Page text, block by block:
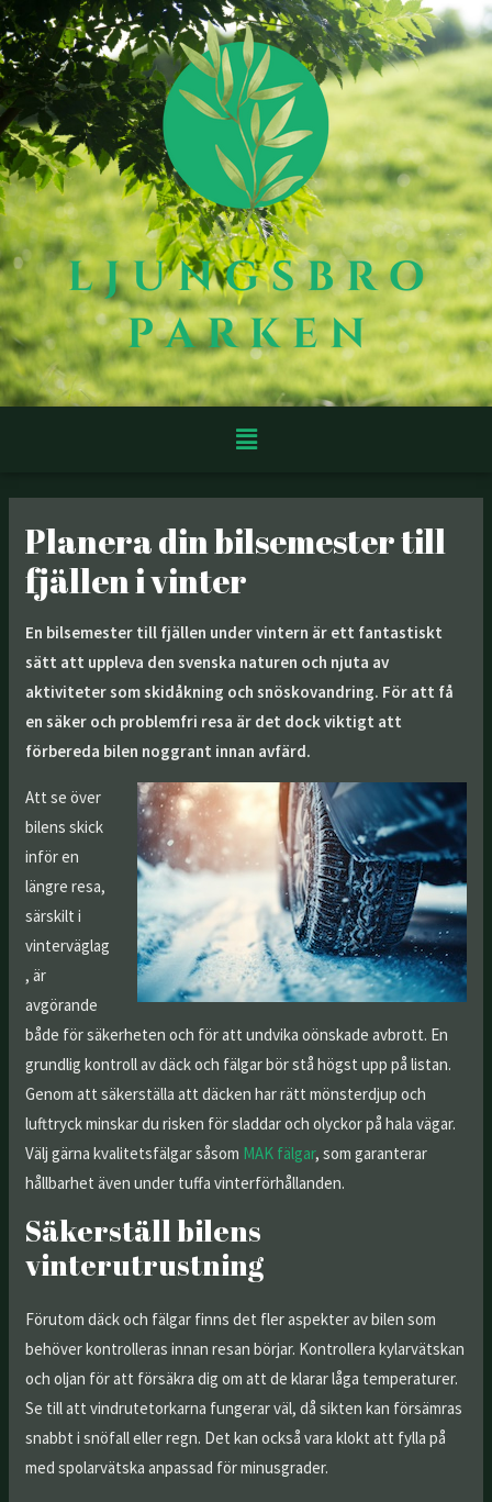
Planera din bilsemester till
fjällen i vinter
En bilsemester till fjällen under vintern är ett fantastiskt
sätt att uppleva den svenska naturen och njuta av
aktiviteter som skidåkning och snöskovandring. För att få
en säker och problemfri resa är det dock viktigt att
förbereda bilen noggrant innan avfärd.
Att se över
bilens skick
inför en
längre resa,
särskilt i
vinterväglag
, är
avgörande
både för säkerheten och för att undvika oönskade avbrott. En
grundlig kontroll av däck och fälgar bör stå högst upp på listan.
Genom att säkerställa att däcken har rätt mönsterdjup och
lufttryck minskar du risken för sladdar och olyckor på hala vägar.
Välj gärna kvalitetsfälgar såsom MAK fälgar, som garanterar
hållbarhet även under tuffa vinterförhållanden.
Säkerställ bilens
vinterutrustning
Förutom däck och fälgar finns det fler aspekter av bilen som
behöver kontrolleras innan resan börjar. Kontrollera kylarvätskan
och oljan för att försäkra dig om att de klarar låga temperaturer.
Se till att vindrutetorkarna fungerar väl, då sikten kan försämras
snabbt i snöfall eller regn. Det kan också vara klokt att fylla på
med spolarvätska anpassad för minusgrader.